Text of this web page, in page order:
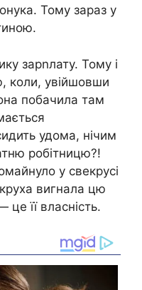
Тому зараз у
зарnлату. Тому і
коли, увійшовши
побачила там
удома, нічим
робітницю?!
у свекрусі
вигнала цю
її власність.